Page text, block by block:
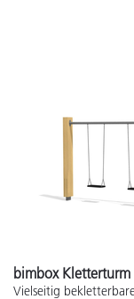
bimbox Kletterturm
Vielseitig